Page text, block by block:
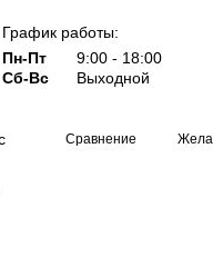
График работы:
Пн-Пт
9:00 - 18:00
Сб-Вс
Выходной
Сравнение